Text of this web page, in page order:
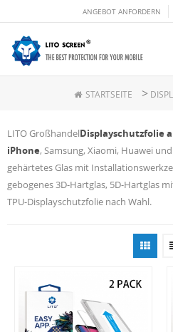
ANGEBOT ANFORDERN
STARTSEITE >
LITO GroßhandelDisplayschutzfolie
iPhone, Samsung, Xiaomi, Huawei
gehärtetes Glas mit
gebogenes 3D-Hartglas, 5D-Hartglas
TPU-Displayschutzfolie nach Wahl.